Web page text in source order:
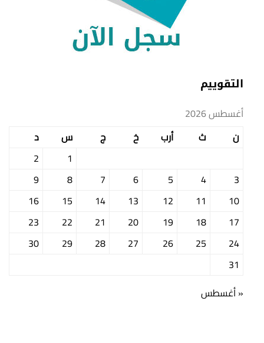
التقوييم
أغسطس 2026
ن
ث أرب خ ج س
د
1
2
3
4
5
6
7
8
9
10
11
12
13
14
15
16
17
18
19
20
21
22
23
24
25
26
27
28
29
30
31
« أغسطس